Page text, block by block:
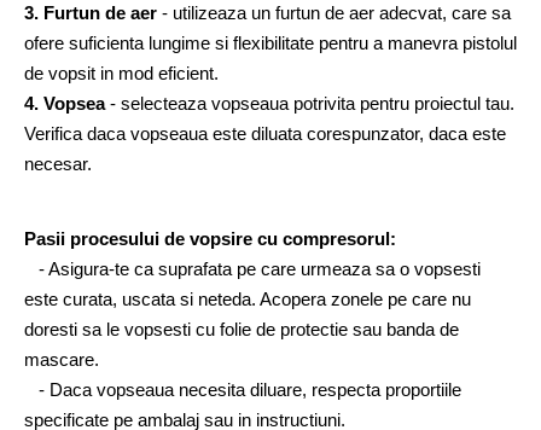
3. Furtun de aer - utilizeaza un furtun de aer adecvat, care sa
ofere suficienta lungime si flexibilitate pentru a manevra pistolul
de vopsit in mod eficient.
4. Vopsea - selecteaza vopseaua potrivita pentru proiectul tau.
Verifica daca vopseaua este diluata corespunzator, daca este
necesar.
Pasii procesului de vopsire cu compresorul:
- Asigura-te ca suprafata pe care urmeaza sa o vopsesti
este curata, uscata si neteda. Acopera zonele pe care nu
doresti sa le vopsesti cu folie de protectie sau banda de
mascare.
- Daca vopseaua necesita diluare, respecta proportiile
specificate pe ambalaj sau in instructiuni.